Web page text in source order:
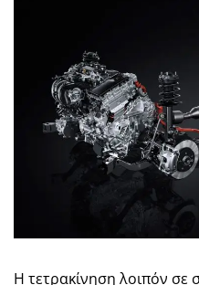
Η τετρακίνηση λοιπόν σε